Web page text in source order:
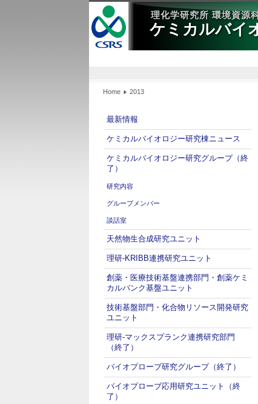
理化学研究所 環境資源
ケミカルバイ
Home 2013
最新情報
ケミカルバイオロジー研究棟ニュース
ケミカルバイオロジー研究グループ（終
了）
研究内容
グループメンバー
談話室
天然物生合成研究ユニット
理研-KRIBB連携研究ユニット
創薬・医療技術基盤連携部門・創薬ケミ
カルバンク基盤ユニット
技術基盤部門・化合物リソース開発研究
ユニット
理研-マックスプランク連携研究部門
（終了）
バイオプローブ研究グループ（終了）
バイオプローブ応用研究ユニット（終
了）